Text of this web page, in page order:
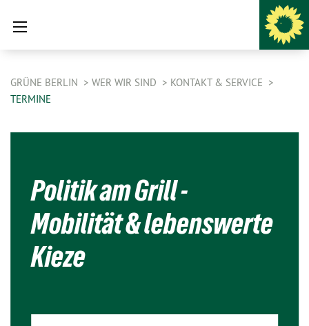
GRÜNE BERLIN WER WIR SIND
KONTAKT & SERVICE
TERMINE
Politik am Grill -
Mobilität & lebenswerte
Kieze